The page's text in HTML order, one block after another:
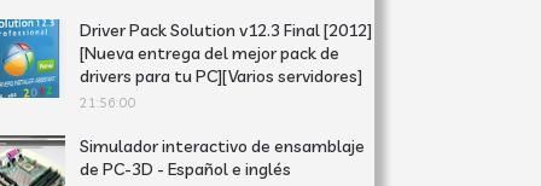
Driver Pack Solution v12.3 Final [2012]
[Nueva entrega del mejor pack de
drivers para tu PC][Varios servidores]
21:56:00
Simulador interactivo de ensamblaje
de PC-3D - Español e inglés